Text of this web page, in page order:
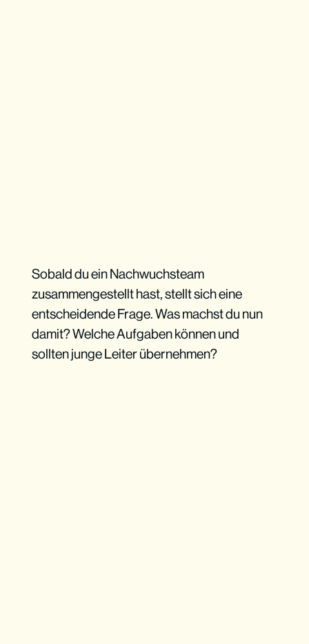
Sobald du ein Nachwuchsteam
zusammengestellt hast, stellt sich eine
entscheidende Frage. Was machst du nun
damit? Welche Aufgaben können und
sollten junge Leiter übernehmen?